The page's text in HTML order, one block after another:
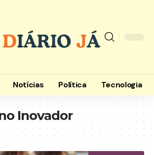
Notícias Política Tecnologia
Inovador